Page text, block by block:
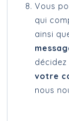
Vous
qui
ainsi
votre
nous